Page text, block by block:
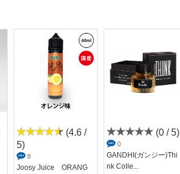
(4.6 /
5)
8
Joosy Juice ORANG
(0 / 5)
0
GANDHI(ガンジー)Thi
nk Colle...